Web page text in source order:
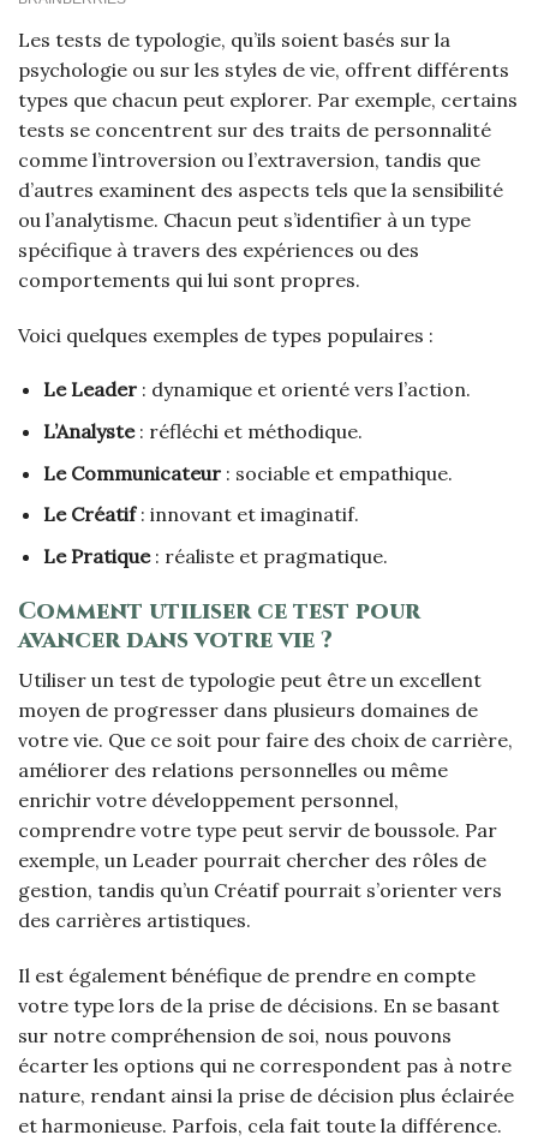
Les tests de typologie, qu’ils soient basés sur la
psychologie ou sur les styles de vie, offrent différents
types que chacun peut explorer. Par exemple, certains
tests se concentrent sur des traits de personnalité
comme l’introversion ou l’extraversion, tandis que
d’autres examinent des aspects tels que la sensibilité
ou l’analytisme. Chacun peut s’identifier à un type
spécifique à travers des expériences ou des
comportements qui lui sont propres.
Voici quelques exemples de types populaires :
Le Leader: dynamique et orienté vers l’action.
L’Analyste: réfléchi et méthodique.
Le Communicateur: sociable et empathique.
Le Créatif: innovant et imaginatif.
Le Pratique: réaliste et pragmatique.
Comment utiliser ce test pour
avancer dans votre vie ?
Utiliser un test de typologie peut être un excellent
moyen de progresser dans plusieurs domaines de
votre vie. Que ce soit pour faire des choix de carrière,
améliorer des relations personnelles ou même
enrichir votre développement personnel,
comprendre votre type peut servir de boussole. Par
exemple, un Leader pourrait chercher des rôles de
gestion, tandis qu’un Créatif pourrait s’orienter vers
des carrières artistiques.
Il est également bénéfique de prendre en compte
votre type lors de la prise de décisions. En se basant
sur notre compréhension de soi, nous pouvons
écarter les options qui ne correspondent pas à notre
nature, rendant ainsi la prise de décision plus éclairée
et harmonieuse. Parfois, cela fait toute la différence.